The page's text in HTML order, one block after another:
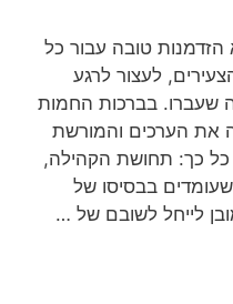
להב הוא הזדמנות טובה עבור כל
לעצור לרגע
שעברו. בברכות החמות
את הערכים והמורשת
כך: תחושת הקהילה,
בבסיסו של
לייחל לשובם של …